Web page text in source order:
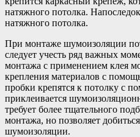
натяжного потолка.
натяжного потолка.
При монтаже шумоизоляции
следует учесть ряд важных
монтажа с применением клея
крепления материалов с
пробки крепятся к потолку с
приклеивается
требует более тщательного
монтажа, но позволяет
шумоизоляции.